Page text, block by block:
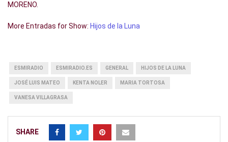
MORENO.
More Entradas for Show: Hijos de la Luna
ESMIRADIO ESMIRADIO.ES GENERAL HIJOS DE LA LUNA
JOSÉ LUIS MATEO KENTA NOLER MARIA TORTOSA
VANESA VILLAGRASA
SHARE